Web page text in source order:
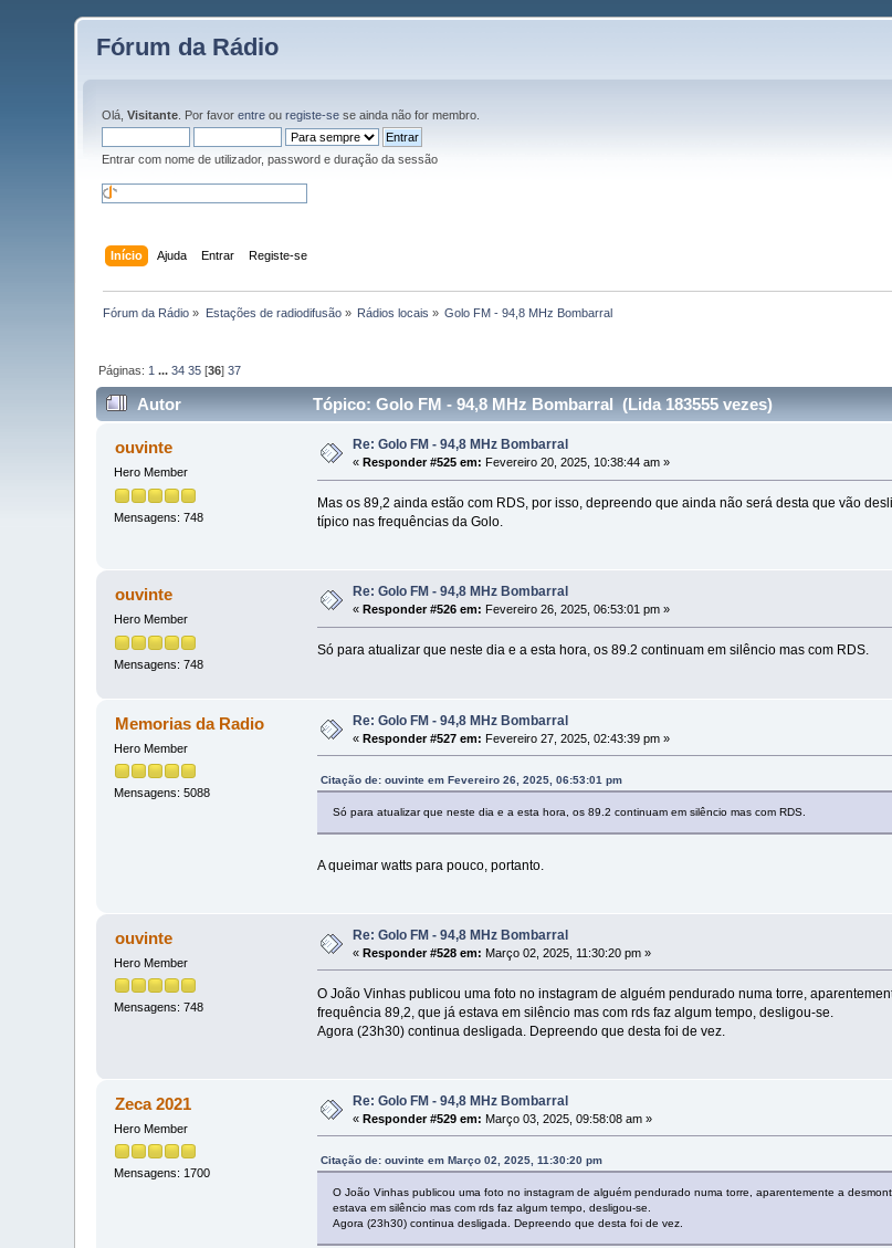
Fórum da Rádio
Olá,Visitante . Por favorentre ouregiste-se se ainda não for membro.
Entrar com nome de utilizador, password e duração da sessão
Início Ajuda Entrar Registe-se
Fórum da Rádio » Estações de radiodifusão» Rádios locais » Golo FM - 94,8 MHz Bombarral
Páginas: 1 ...34 35 [36]37
Autor Tópico: Golo FM - 94,8 MHz Bombarral (Lida 183555 vezes)
ouvinte
Hero Member
Mensagens: 748
Re: Golo FM - 94,8 MHz Bombarral
« Responder #525 em: Fevereiro 20, 2025, 10:38:44 am »
Mas os 89,2 ainda estão com RDS, por isso, depreendo que ainda não será desta que vão
típico nas frequências da Golo.
ouvinte
Hero Member
Mensagens: 748
Re: Golo FM - 94,8 MHz Bombarral
« Responder #526 em: Fevereiro 26, 2025, 06:53:01 pm »
Só para atualizar que neste dia e a esta hora, os 89.2 continuam em silêncio mas com RDS.
Memorias da Radio
Hero Member
Mensagens: 5088
Re: Golo FM - 94,8 MHz Bombarral
«Responder #527 em: Fevereiro 27, 2025, 02:43:39 pm »
Citação de: ouvinte em Fevereiro 26, 2025, 06:53:01 pm
Só para atualizar que neste dia e a esta hora, os 89.2 continuam em silêncio mas com RDS.
A queimar watts para pouco, portanto.
ouvinte
Hero Member
Mensagens: 748
Re: Golo FM - 94,8 MHz Bombarral
«Responder #528 em: Março 02, 2025, 11:30:20 pm »
O João Vinhas publicou uma foto no instagram de alguém pendurado numa torre,
frequência 89,2, que já estava em silêncio mas com rds faz algum tempo, desligou-se.
Agora (23h30) continua desligada. Depreendo que desta foi de vez.
Zeca 2021
Hero Member
Mensagens: 1700
Re: Golo FM - 94,8 MHz Bombarral
«Responder #529 em: Março 03, 2025, 09:58:08 am »
Citação de: ouvinte em Março 02, 2025, 11:30:20 pm
O João Vinhas publicou uma foto no instagram de alguém pendurado numa torre, aparentemente a
estava em silêncio mas com rds faz algum tempo, desligou-se.
Agora (23h30) continua desligada. Depreendo que desta foi de vez.